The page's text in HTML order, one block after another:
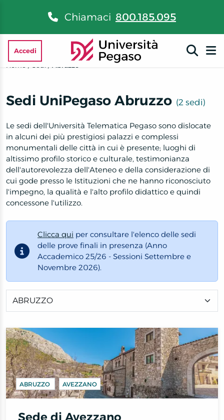
Chiamaci 800.185.095
Accedi
Sedi UniPegaso Abruzzo (2 sedi)
Le sedi dell'Università Telematica Pegaso sono dislocate
in alcuni dei più prestigiosi palazzi e complessi
monumentali delle città in cui è presente; luoghi di
altissimo profilo storico e culturale, testimonianza
dell'autorevolezza dell'Ateneo e della considerazione di
cui gode presso le Istituzioni che ne hanno riconosciuto
l'impegno, la qualità e l'alto profilo didattico e quindi
concessone l'utilizzo.
Clicca qui per consultare l'elenco delle sedi
delle prove finali in presenza (Anno
Accademico 25/26 - Sessioni Settembre e
Novembre 2026).
ABRUZZO AVEZZANO
Sede di Avezzano